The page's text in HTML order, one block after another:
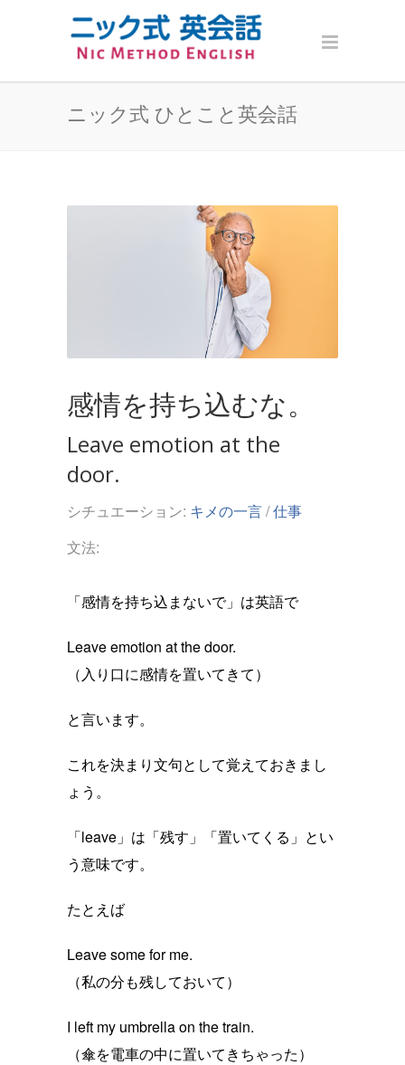
ニック式 ひとこと英会話
感情を持ち込むな。
Leave emotion at the
door.
シチュエーション: キメの一言/仕事
文法:
「感情を持ち込まないで」は英語で
Leave emotion at the door.
（入り口に感情を置いてきて）
と言います。
これを決まり文句として覚えておきまし
ょう。
「leave」は「残す」「置いてくる」とい
う意味です。
たとえば
Leave some for me.
（私の分も残しておいて）
I left my umbrella on the train.
（傘を電車の中に置いてきちゃった）